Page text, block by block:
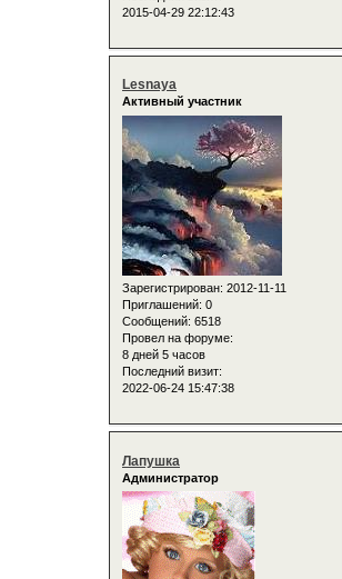
2015-04-29 22:12:43
Lesnaya
Активный участник
Зарегистрирован: 2012-11-11
Приглашений: 0
Сообщений: 6518
Провел на форуме:
8 дней 5 часов
Последний визит:
2022-06-24 15:47:38
Лапушка
Администратор